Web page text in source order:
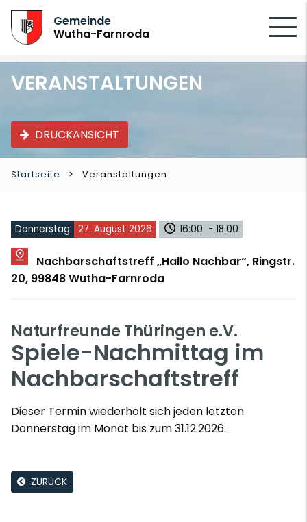
Gemeinde
Wutha-Farnroda
VERANSTALTUNGEN
DRUCKANSICHT
Startseite Veranstaltungen
Donnerstag 27. August 2026 16:00 - 18:00
Nachbarschaftstreff „Hallo Nachbar“, Ringstr.
20, 99848 Wutha-Farnroda
Naturfreunde Thüringen e.V.
Spiele-Nachmittag im
Nachbarschaftstreff
Dieser Termin wiederholt sich jeden letzten
Donnerstag im Monat bis zum 31.12.2026.
ZURÜCK